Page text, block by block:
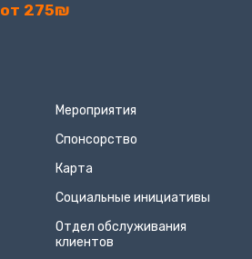
от 275₪
Мероприятия
Спонсорство
Карта
Социальные инициативы
Отдел обслуживания
клиентов